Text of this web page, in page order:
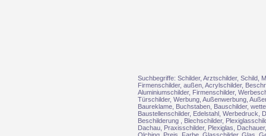
Suchbegriffe: Schilder, Arztschilder, Schild,
Firmenschilder, außen, Acrylschilder,
Aluminiumschilder, Firmenschilder,
Türschilder, Werbung, Außenwerbung,
Baureklame, Buchstaben, Bauschilder,
Baustellenschilder, Edelstahl, Werbedruck,
Beschilderung , Blechschilder,
Dachau, Praxisschilder, Plexiglas,